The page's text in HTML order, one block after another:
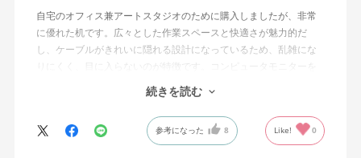
自宅のオフィス兼アートスタジオのために購入しましたが、非常
に優れた机です。広々とした作業スペースと快適さが魅力的だ
し、ケーブルがきれいに隠れる設計になっているため、乱雑にな
りにくく、目に入らないのが特徴です。コンピュータモニターを
置くスペースの高さも完璧で、長時間の作業でも疲れにくいで
昇降機能のおかげで、座っても立っても作業が可能で、その柔軟
続きを読む
参考になった 8 Like! 0